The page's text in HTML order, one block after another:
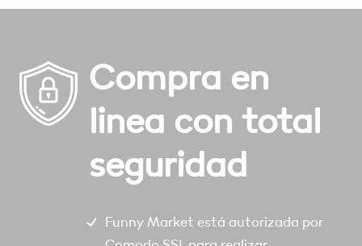
Compra en
linea con total
seguridad
Funny Market está autorizada por